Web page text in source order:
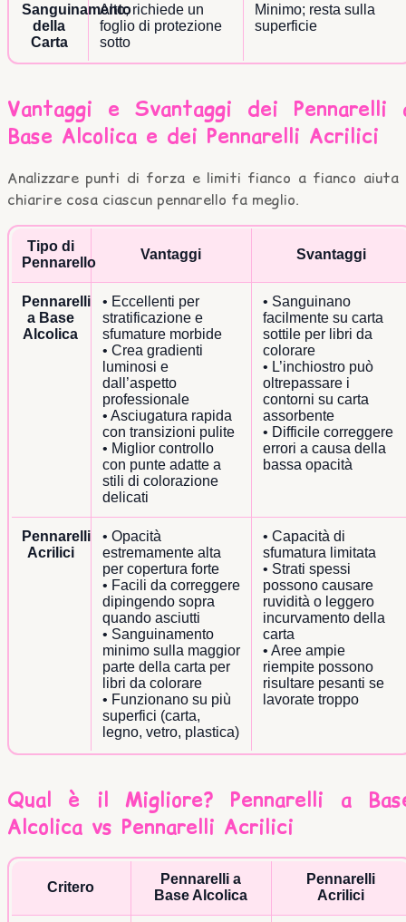
Sanguinamento
della
Carta
Alto; richiede un
foglio di protezione
sotto
Minimo; resta sulla
superficie
Vantaggi e Svantaggi dei Pennarelli
Base Alcolica e dei Pennarelli Acrilici
Analizzare punti di forza e limiti fianco a fianco aiuta
chiarire cosa ciascun pennarello fa meglio.
Tipo di
Pennarello
Vantaggi Svantaggi
Pennarelli
a Base
Alcolica
• Eccellenti per
stratificazione e
sfumature morbide
• Crea gradienti
luminosi e
dall’aspetto
professionale
• Asciugatura rapida
con transizioni pulite
• Miglior controllo
con punte adatte a
stili di colorazione
delicati
• Sanguinano
facilmente su carta
sottile per libri da
colorare
• L’inchiostro può
oltrepassare i
contorni su carta
assorbente
• Difficile correggere
errori a causa della
bassa opacità
Pennarelli
Acrilici
• Opacità
estremamente alta
per copertura forte
• Facili da correggere
dipingendo sopra
quando asciutti
• Sanguinamento
minimo sulla maggior
parte della carta per
libri da colorare
• Funzionano su più
superfici (carta,
legno, vetro, plastica)
• Capacità di
sfumatura limitata
• Strati spessi
possono causare
ruvidità o leggero
incurvamento della
carta
• Aree ampie
riempite possono
risultare pesanti se
lavorate troppo
Qual è il Migliore? Pennarelli a
Alcolica vs Pennarelli Acrilici
Critero
Pennarelli a
Base Alcolica
Pennarelli
Acrilici